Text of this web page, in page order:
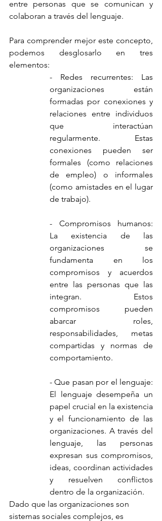
entre personas que se comunican y
colaboran a través del lenguaje.
Para comprender mejor este concepto,
podemos desglosarlo en tres
elementos:
- Redes recurrentes: Las
organizaciones están
formadas por conexiones y
relaciones entre individuos
que interactúan
regularmente. Estas
conexiones pueden ser
formales (como relaciones
de empleo) o informales
(como amistades en el lugar
de trabajo).
- Compromisos humanos:
La existencia de las
organizaciones se
fundamenta en los
compromisos y acuerdos
entre las personas que las
integran. Estos
compromisos pueden
abarcar roles,
responsabilidades, metas
compartidas y normas de
comportamiento.
- Que pasan por el lenguaje:
El lenguaje desempeña un
papel crucial en la existencia
y el funcionamiento de las
organizaciones. A través del
lenguaje, las personas
expresan sus compromisos,
ideas, coordinan actividades
y resuelven conflictos
dentro de la organización.
Dado que las organizaciones son
sistemas sociales complejos, es